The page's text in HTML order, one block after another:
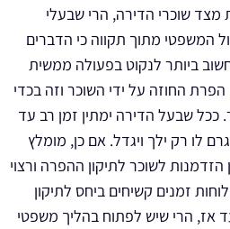
שוכרי הדירה, הרי שבעלי
המשפטי מתוך תקווה כי הדברים
ביותר לנקוט בפעולה ממשית
החוזה על ידי השוכר וזה בכדי
ככל שבעל הדירה ימתין זמן רב עד
לו רק ילך ויגדל. אם כן, מומלץ
לשוכר לתיקון ההפרה ורצוי
זמנים קשיחים ביחס לתיקון
אז, הרי שיש לפתוח בהליך משפטי